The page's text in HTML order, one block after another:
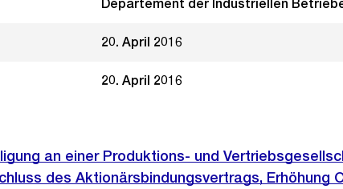
Departement der Industriellen
20. April 2016
20. April 2016
an einer Produktions- und
des Aktionärsbindungsvertrags, Erhöhung